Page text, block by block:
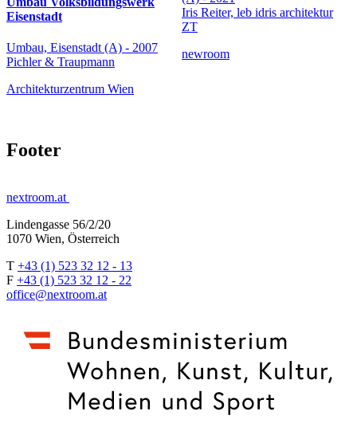
Eisenstadt
Umbau, Eisenstadt (A) - 2007
Pichler & Traupmann
Architekturzentrum Wien
Iris Reiter, leb idris architektur
ZT
newroom
Footer
nextroom.at
Lindengasse 56/2/20
1070 Wien, Österreich
T +43 (1) 523 32 12 - 13
F +43 (1) 523 32 12 - 22
office@nextroom.at